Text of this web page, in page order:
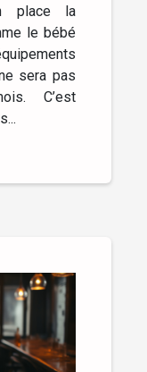
place la
le bébé
sera pas
C’est